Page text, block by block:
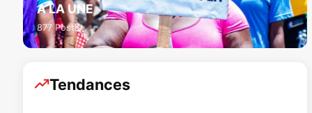
A LA UNE
877 Posts
Tendances